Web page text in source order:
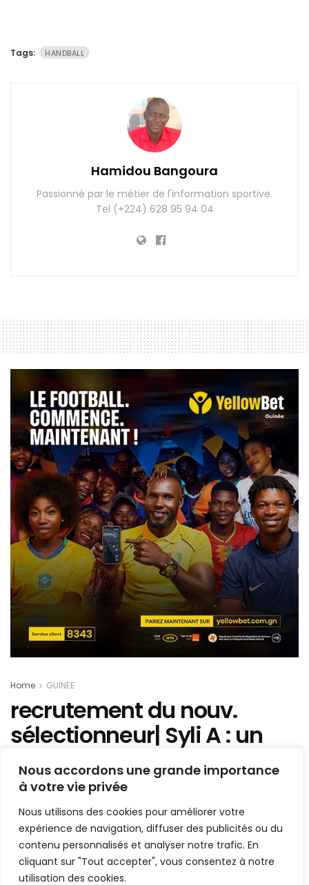
Nous accordons une grande importance
à votre vie privée
Nous utilisons des cookies pour améliorer votre
expérience de navigation, diffuser des publicités ou du
contenu personnalisés et analyser notre trafic. En
cliquant sur "Tout accepter", vous consentez à notre
utilisation des cookies.
Tags: HANDBALL
Hamidou Bangoura
Passionné par le métier de l'information sportive.
Tel (+224) 628 95 94 04
Home GUINEE
recrutement du nouv.
sélectionneur| Syli A : un
autre postulant auditionné,
ce jeudi !
Mis en ligne parHamidou Bangoura
12 septembre 2019
Temps de lecture:1 min read
A A